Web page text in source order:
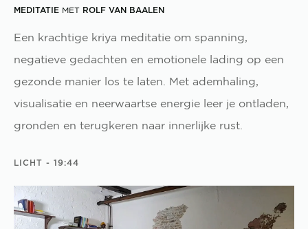
MEDITATIEMET ROLF VAN BAALEN
Een krachtige kriya meditatie om spanning,
negatieve gedachten en emotionele lading op een
gezonde manier los te laten. Met ademhaling,
visualisatie en neerwaartse energie leer je ontladen,
gronden en terugkeren naar innerlijke rust.
LICHT - 19:44